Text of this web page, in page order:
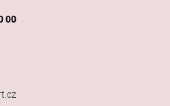
00